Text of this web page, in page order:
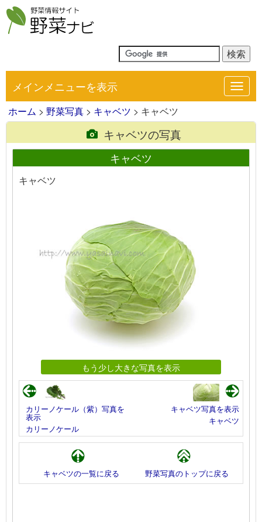
メインメニューを表示
ホーム > 野菜写真 > キャベツ > キャベツ
キャベツの写真
キャベツ
キャベツ
もう少し大きな写真を表示
カリーノケール（紫）写真を
表示
カリーノケール
キャベツ写真を表示
キャベツ
キャベツの一覧に戻る 野菜写真のトップに戻る